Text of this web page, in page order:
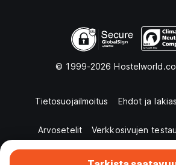
© 1999-2026
Tietosuojailmoitus Ehdot ja
Arvosetelit Verkkosivujen